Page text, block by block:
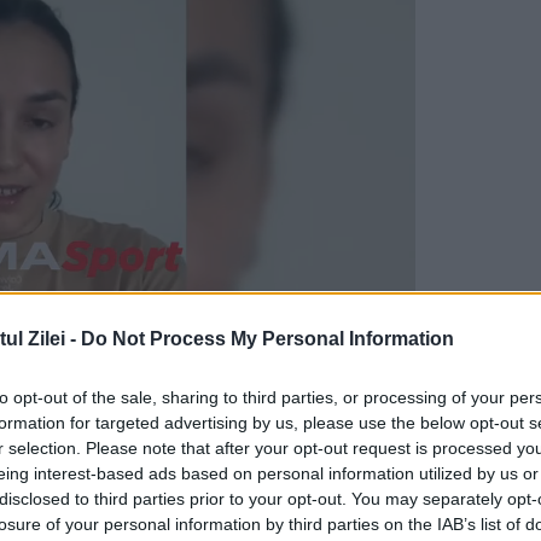
Zilei - Do Not Process My Personal Information
opt-out of the sale, sharing to third parties, or processing of your
for targeted advertising by us, please use the below opt-out
selection. Please note that after your opt-out request is processed
interest-based ads based on personal information utilized by us
to third parties prior to your opt-out. You may separately
of your personal information by third parties on the IAB’s list of
interesați de ceea ce se întâmplă în țară și
dar și de protest deoarece își doresc ca și
pentru ei și pentru copiii lor cum s-au